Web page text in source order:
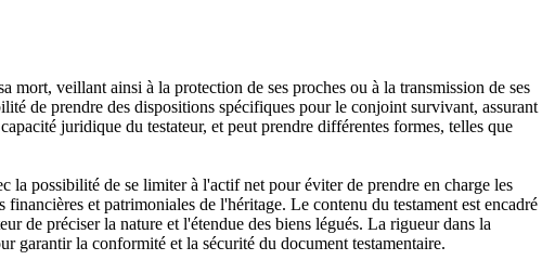
mort, veillant ainsi à la protection de ses proches ou à la transmission de ses
de prendre des dispositions spécifiques pour le conjoint survivant, assurant
juridique du testateur, et peut prendre différentes formes, telles que
la possibilité de se limiter à l'actif net pour éviter de prendre en charge les
et patrimoniales de l'héritage. Le contenu du testament est encadré
de préciser la nature et l'étendue des biens légués. La rigueur dans la
garantir la conformité et la sécurité du document testamentaire.